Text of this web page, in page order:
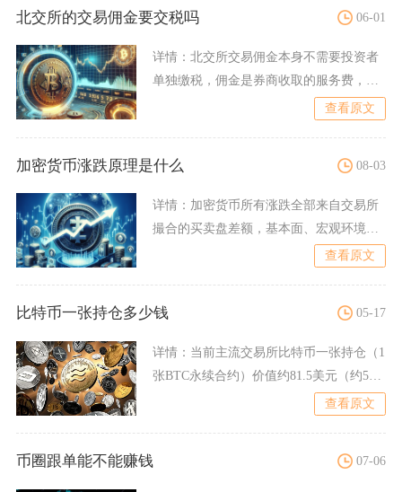
北交所的交易佣金要交税吗 06-01
详情： 北交所交易佣金本身不需要投资者
单独缴税，佣金是券商收取的服务费，税
查看原文
加密货币涨跌原理是什么 08-03
详情： 加密货币所有涨跌全部来自交易所
撮合的买卖盘差额，基本面、宏观环境、
查看原文
比特币一张持仓多少钱 05-17
详情： 当前主流交易所比特币一张持仓（1
张BTC永续合约）价值约81.5美元（约580
查看原文
币圈跟单能不能赚钱 07-06